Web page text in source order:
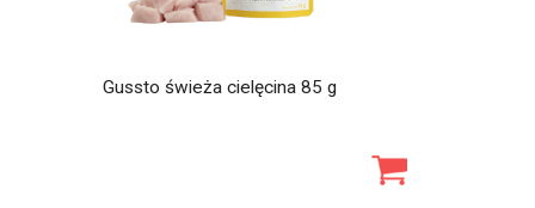
Gussto świeża cielęcina 85 g